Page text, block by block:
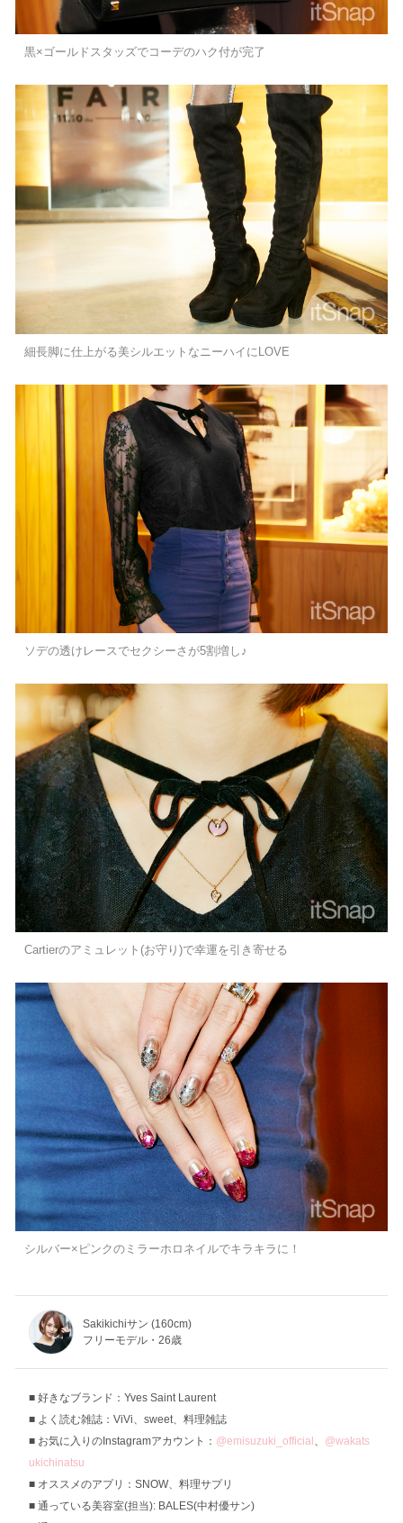
黒×ゴールドスタッズでコーデのハク付が完了
細長脚に仕上がる美シルエットなニーハイにLOVE
ソデの透けレースでセクシーさが5割増し♪
Cartierのアミュレット(お守り)で幸運を引き寄せる
シルバー×ピンクのミラーホロネイルでキラキラに！
Sakikichiサン (160cm)
フリーモデル・26歳
好きなブランド：Yves Saint Laurent
よく読む雑誌：ViVi、sweet、料理雑誌
お気に入りのInstagramアカウント： @emisuzuki_official 、 @wakats
ukichinatsu
オススメのアプリ：SNOW、料理サプリ
通っている美容室(担当): BALES(中村優サン)